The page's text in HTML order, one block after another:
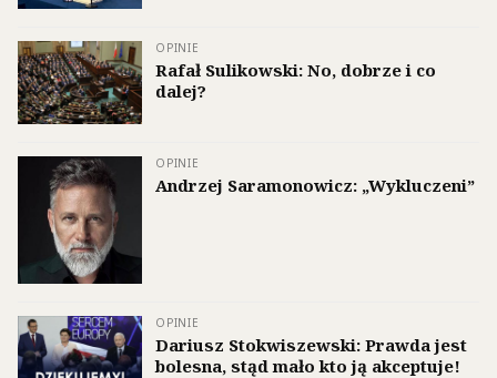
OPINIE
Rafał Sulikowski: No, dobrze i co
dalej?
OPINIE
Andrzej Saramonowicz: „Wykluczeni”
OPINIE
Dariusz Stokwiszewski: Prawda jest
bolesna, stąd mało kto ją akceptuje!